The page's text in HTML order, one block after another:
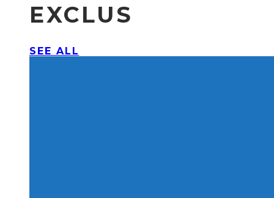
EXCLUS
SEE ALL